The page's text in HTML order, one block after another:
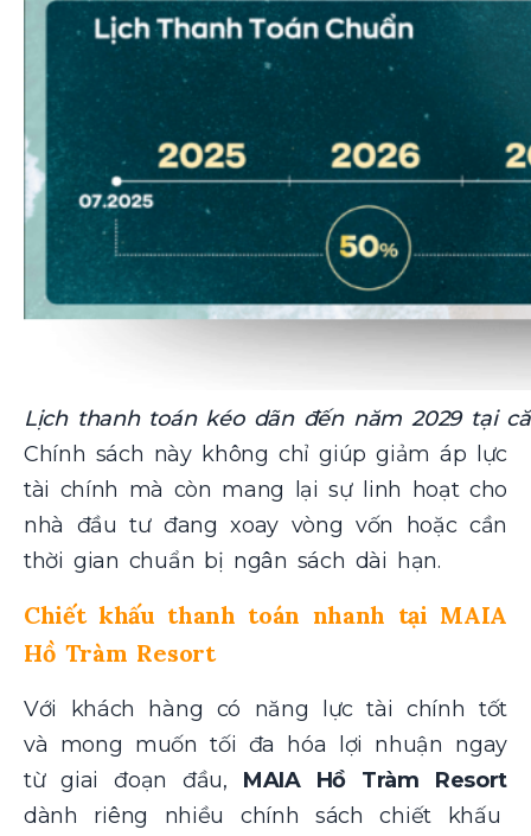
Lịch thanh toán kéo dãn đến năm 2029 tại
Chính sách này không chỉ giúp giảm áp lực
tài chính mà còn mang lại sự linh hoạt cho
nhà đầu tư đang xoay vòng vốn hoặc cần
thời gian chuẩn bị ngân sách dài hạn.
Chiết khấu thanh toán nhanh tại MAIA
Hồ Tràm Resort
Với khách hàng có năng lực tài chính tốt
và mong muốn tối đa hóa lợi nhuận ngay
từ giai đoạn đầu, MAIA Hồ Tràm Resort
dành riêng nhiều chính sách chiết khấu